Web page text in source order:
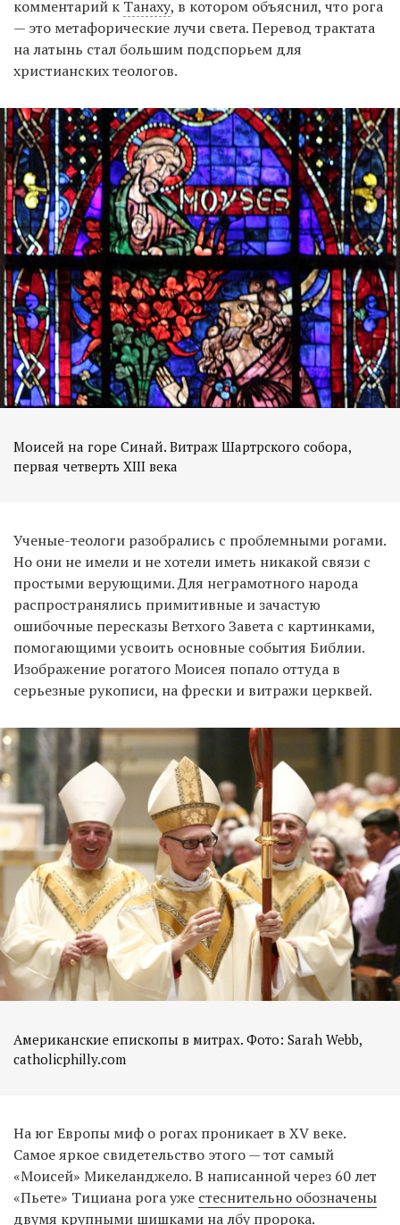
комментарий к Танаху, в котором объяснил, что рога
— это метафорические лучи света. Перевод трактата
на латынь стал большим подспорьем для
христианских теологов.
Моисей на горе Синай. Витраж Шартрского собора,
первая четверть XIII века
Ученые-теологи разобрались с проблемными рогами.
Но они не имели и не хотели иметь никакой связи с
простыми верующими. Для неграмотного народа
распространялись примитивные и зачастую
ошибочные пересказы Ветхого Завета с картинками,
помогающими усвоить основные события Библии.
Изображение рогатого Моисея попало оттуда в
серьезные рукописи, на фрески и витражи церквей.
Американские епископы в митрах. Фото: Sarah Webb,
catholicphilly.com
На юг Европы миф о рогах проникает в XV веке.
Самое яркое свидетельство этого — тот самый
«Моисей» Микеланджело. В написанной через 60 лет
«Пьете» Тициана рога уже стеснительно обозначены
двумя крупными шишками на лбу пророка.